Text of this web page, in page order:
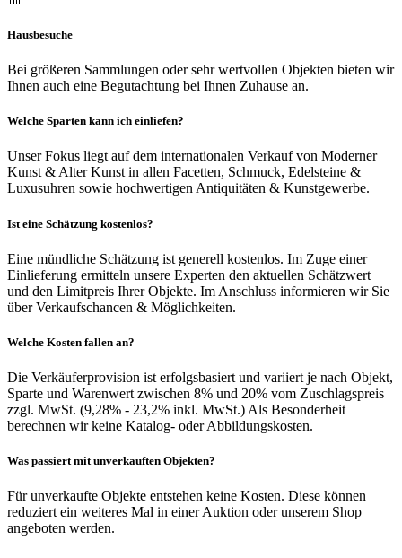
Hausbesuche
Bei größeren Sammlungen oder sehr wertvollen Objekten bieten wir
Ihnen auch eine Begutachtung bei Ihnen Zuhause an.
Welche Sparten kann ich einliefen?
Unser Fokus liegt auf dem internationalen Verkauf von Moderner
Kunst & Alter Kunst in allen Facetten, Schmuck, Edelsteine &
Luxusuhren sowie hochwertigen Antiquitäten & Kunstgewerbe.
Ist eine Schätzung kostenlos?
Eine mündliche Schätzung ist generell kostenlos. Im Zuge einer
Einlieferung ermitteln unsere Experten den aktuellen Schätzwert
und den Limitpreis Ihrer Objekte. Im Anschluss informieren wir Sie
über Verkaufschancen & Möglichkeiten.
Welche Kosten fallen an?
Die Verkäuferprovision ist erfolgsbasiert und variiert je nach Objekt,
Sparte und Warenwert zwischen 8% und 20% vom Zuschlagspreis
zzgl. MwSt. (9,28% - 23,2% inkl. MwSt.) Als Besonderheit
berechnen wir keine Katalog- oder Abbildungskosten.
Was passiert mit unverkauften Objekten?
Für unverkaufte Objekte entstehen keine Kosten. Diese können
reduziert ein weiteres Mal in einer Auktion oder unserem Shop
angeboten werden.